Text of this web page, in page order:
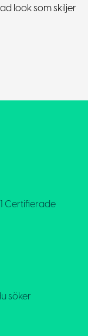
look som skiljer
Certifierade
söker